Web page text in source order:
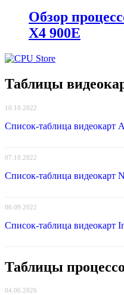
Обзор
X4 900E
Таблицы
10.10.2022
Список-таблица видеокарт
07.10.2022
Список-таблица видеокарт
06.09.2022
Список-таблица видеокарт
Таблицы
04.06.2026